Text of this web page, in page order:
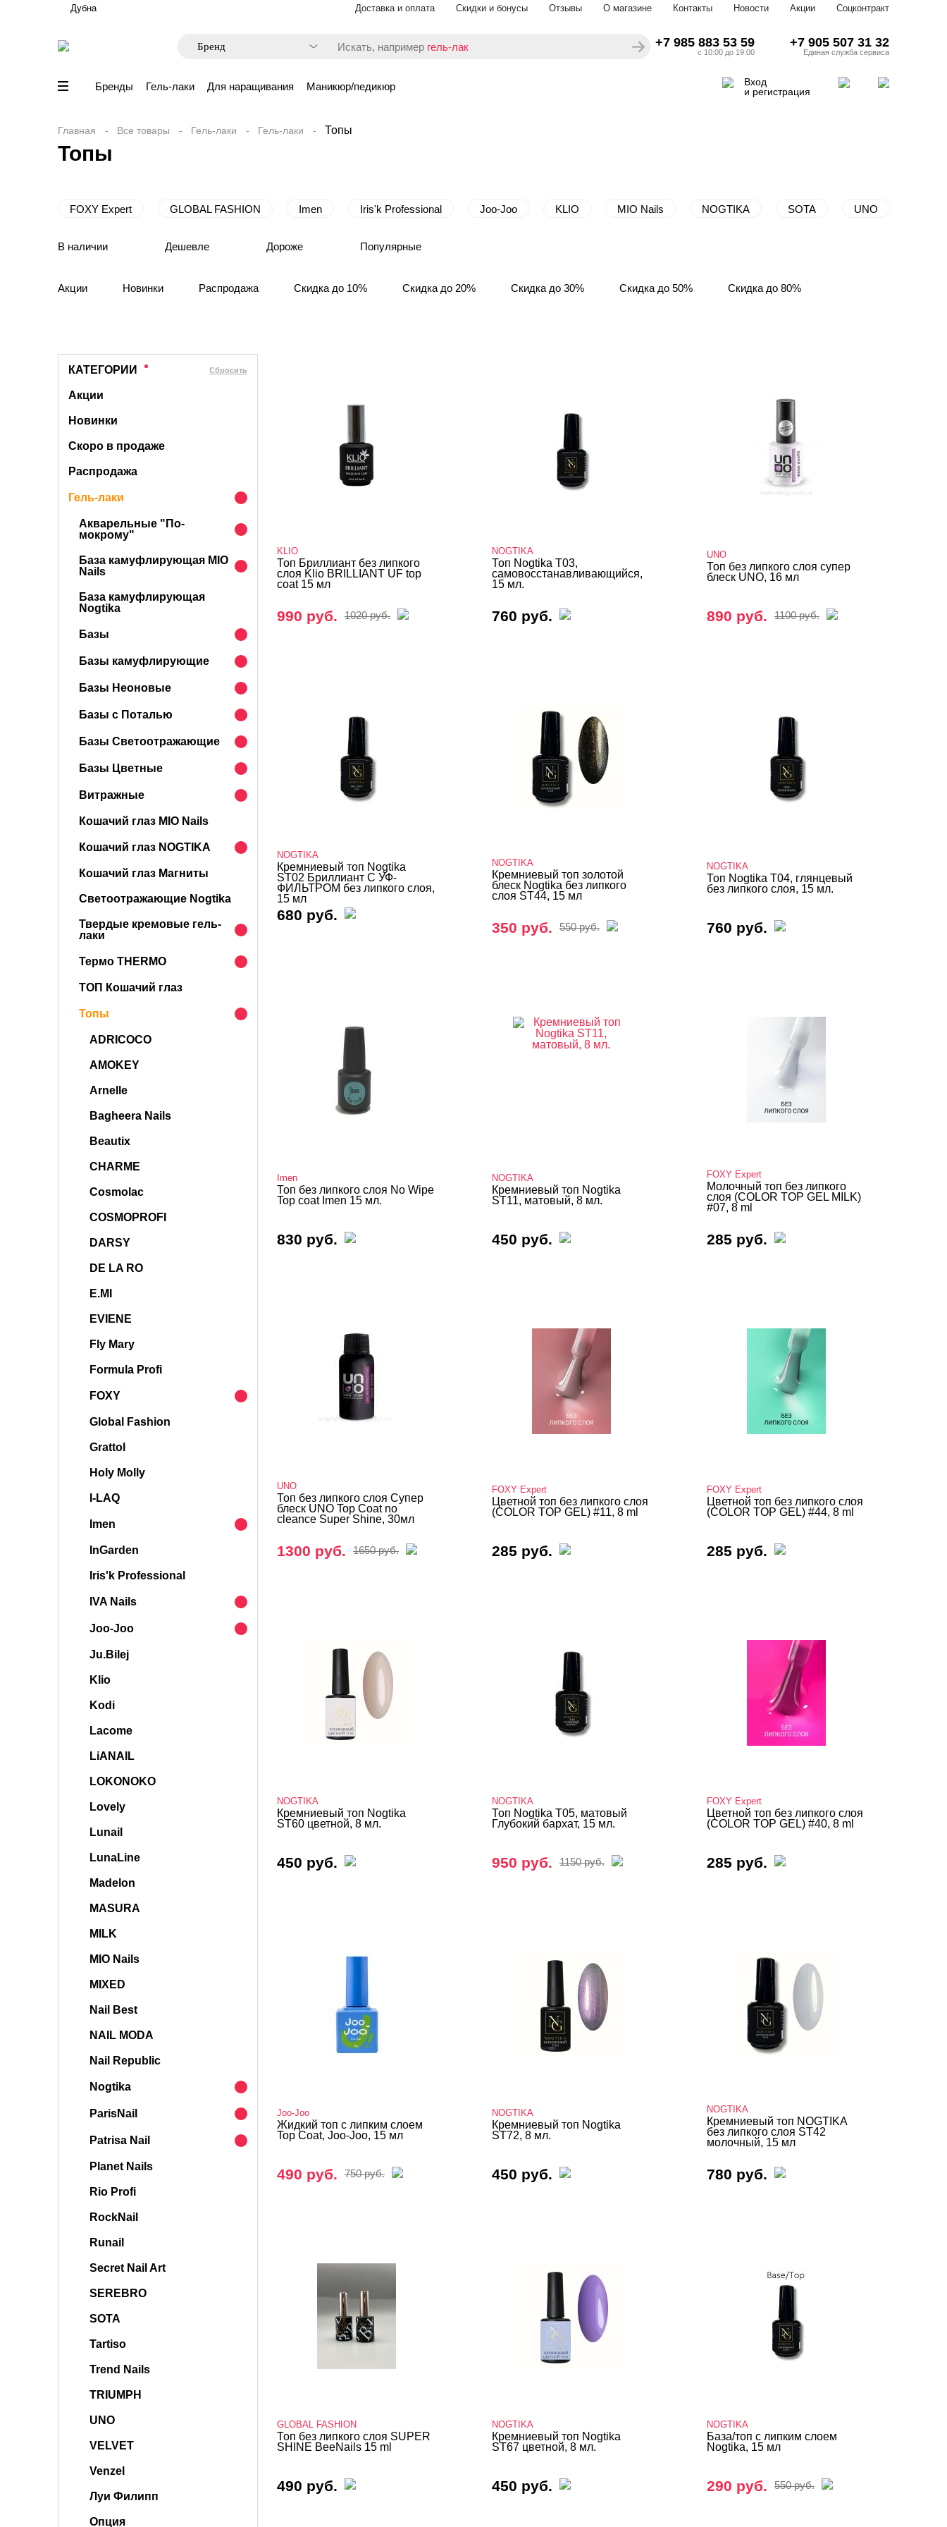
Дубна Доставка и оплата Скидки и бонусы Отзывы О магазине Контакты Новости Акции Соцконтракт
Искать, например гель-лак +7 985 883 53 59
с 10:00 до 19:00
+7 905 507 31 32
Единая служба сервиса
Бренды Гель-лаки Для наращивания Маникюр/педикюр
Вход
и регистрация
Главная Все товары Гель-лаки Гель-лаки Топы
Топы
FOXY Expert GLOBAL FASHION Imen Iris'k Professional Joo-Joo KLIO MIO Nails NOGTIKA SOTA UNO
В наличии Дешевле Дороже Популярные
Акции Новинки Распродажа Скидка до 10% Скидка до 20% Скидка до 30% Скидка до 50% Скидка до 80%
КАТЕГОРИИ Cбросить
Акции
Новинки
Скоро в продаже
Распродажа
Гель-лаки
Акварельные "По-
мокрому"
База камуфлирующая MIO
Nails
База камуфлирующая
Nogtika
Базы
Базы камуфлирующие
Базы Неоновые
Базы с Поталью
Базы Светоотражающие
Базы Цветные
Витражные
Кошачий глаз MIO Nails
Кошачий глаз NOGTIKA
Кошачий глаз Магниты
Светоотражающие Nogtika
Твердые кремовые гель-
лаки
Термо THERMO
ТОП Кошачий глаз
Топы
ADRICOCO
AMOKEY
Arnelle
Bagheera Nails
Beautix
CHARME
Cosmolac
COSMOPROFI
DARSY
DE LA RO
E.MI
EVIENE
Fly Mary
Formula Profi
FOXY
Global Fashion
Grattol
Holy Molly
I-LAQ
Imen
InGarden
Iris'k Professional
IVA Nails
Joo-Joo
Ju.Bilej
Klio
Kodi
Lacome
LiANAIL
LOKONOKO
Lovely
Lunail
LunaLine
Madelon
MASURA
MILK
MIO Nails
MIXED
Nail Best
NAIL MODA
Nail Republic
Nogtika
ParisNail
Patrisa Nail
Planet Nails
Rio Profi
RockNail
Runail
Secret Nail Art
SEREBRO
SOTA
Tartiso
Trend Nails
TRIUMPH
UNO
VELVET
Venzel
Луи Филипп
Опция
KLIO
Топ Бриллиант без липкого
слоя Klio BRILLIANT UF top
coat 15 мл
990 руб. 1020 руб.
NOGTIKA
Топ Nogtika T03,
самовосстанавливающийся,
15 мл.
760 руб.
UNO
Топ без липкого слоя супер
блеск UNO, 16 мл
890 руб. 1100 руб.
NOGTIKA
Кремниевый топ Nogtika
ST02 Бриллиант С УФ-
ФИЛЬТРОМ без липкого слоя,
15 мл
680 руб.
NOGTIKA
Кремниевый топ золотой
блеск Nogtika без липкого
слоя ST44, 15 мл
350 руб. 550 руб.
NOGTIKA
Топ Nogtika T04, глянцевый
без липкого слоя, 15 мл.
760 руб.
Imen
Топ без липкого слоя No Wipe
Top coat Imen 15 мл.
830 руб.
NOGTIKA
Кремниевый топ Nogtika
ST11, матовый, 8 мл.
450 руб.
FOXY Expert
Молочный топ без липкого
слоя (COLOR TOP GEL MILK)
#07, 8 ml
285 руб.
UNO
Топ без липкого слоя Супер
блеск UNO Top Coat no
cleance Super Shine, 30мл
1300 руб. 1650 руб.
FOXY Expert
Цветной топ без липкого слоя
(COLOR TOP GEL) #11, 8 ml
285 руб.
FOXY Expert
Цветной топ без липкого слоя
(COLOR TOP GEL) #44, 8 ml
285 руб.
NOGTIKA
Кремниевый топ Nogtika
ST60 цветной, 8 мл.
450 руб.
NOGTIKA
Топ Nogtika T05, матовый
Глубокий бархат, 15 мл.
950 руб. 1150 руб.
FOXY Expert
Цветной топ без липкого слоя
(COLOR TOP GEL) #40, 8 ml
285 руб.
Joo-Joo
Жидкий топ с липким слоем
Top Coat, Joo-Joo, 15 мл
490 руб. 750 руб.
NOGTIKA
Кремниевый топ Nogtika
ST72, 8 мл.
450 руб.
NOGTIKA
Кремниевый топ NOGTIKA
без липкого слоя ST42
молочный, 15 мл
780 руб.
GLOBAL FASHION
Топ без липкого слоя SUPER
SHINE BeeNails 15 ml
490 руб.
NOGTIKA
Кремниевый топ Nogtika
ST67 цветной, 8 мл.
450 руб.
NOGTIKA
База/топ с липким слоем
Nogtika, 15 мл
290 руб. 550 руб.